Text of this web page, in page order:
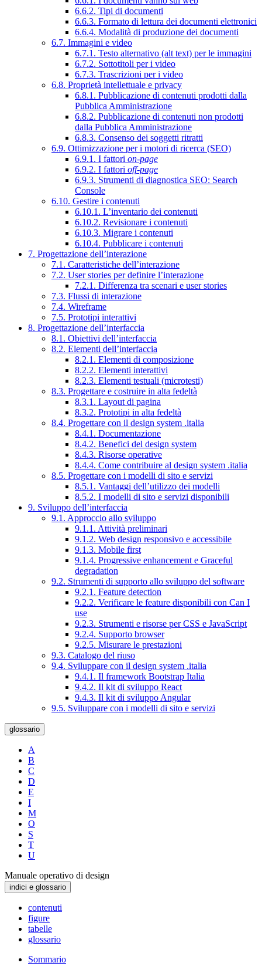
6.6.2. Tipi di documenti
6.6.3. Formato di lettura dei documenti elettronici
6.6.4. Modalità di produzione dei documenti
6.7. Immagini e video
6.7.1. Testo alternativo (alt text) per le immagini
6.7.2. Sottotitoli per i video
6.7.3. Trascrizioni per i video
6.8. Proprietà intellettuale e privacy
6.8.1. Pubblicazione di contenuti prodotti dalla
Pubblica Amministrazione
6.8.2. Pubblicazione di contenuti non prodotti
dalla Pubblica Amministrazione
6.8.3. Consenso dei soggetti ritratti
6.9. Ottimizzazione per i motori di ricerca (SEO)
6.9.1. I fattori on-page
6.9.2. I fattori off-page
6.9.3. Strumenti di diagnostica SEO: Search
Console
6.10. Gestire i contenuti
6.10.1. L’inventario dei contenuti
6.10.2. Revisionare i contenuti
6.10.3. Migrare i contenuti
6.10.4. Pubblicare i contenuti
7. Progettazione dell’interazione
7.1. Caratteristiche dell’interazione
7.2. User stories per definire l’interazione
7.2.1. Differenza tra scenari e user stories
7.3. Flussi di interazione
7.4. Wireframe
7.5. Prototipi interattivi
8. Progettazione dell’interfaccia
8.1. Obiettivi dell’interfaccia
8.2. Elementi dell’interfaccia
8.2.1. Elementi di composizione
8.2.2. Elementi interattivi
8.2.3. Elementi testuali (microtesti)
8.3. Progettare e costruire in alta fedeltà
8.3.1. Layout di pagina
8.3.2. Prototipi in alta fedeltà
8.4. Progettare con il design system .italia
8.4.1. Documentazione
8.4.2. Benefici del design system
8.4.3. Risorse operative
8.4.4. Come contribuire al design system .italia
8.5. Progettare con i modelli di sito e servizi
8.5.1. Vantaggi dell’utilizzo dei modelli
8.5.2. I modelli di sito e servizi disponibili
9. Sviluppo dell’interfaccia
9.1. Approccio allo sviluppo
9.1.1. Attività preliminari
9.1.2. Web design responsivo e accessibile
9.1.3. Mobile first
9.1.4. Progressive enhancement e Graceful
degradation
9.2. Strumenti di supporto allo sviluppo del software
9.2.1. Feature detection
9.2.2. Verificare le feature disponibili con Can I
use
9.2.3. Strumenti e risorse per CSS e JavaScript
9.2.4. Supporto browser
9.2.5. Misurare le prestazioni
9.3. Catalogo del riuso
9.4. Sviluppare con il design system .italia
9.4.1. Il framework Bootstrap Italia
9.4.2. Il kit di sviluppo React
9.4.3. Il kit di sviluppo Angular
9.5. Sviluppare con i modelli di sito e servizi
glossario
A
B
C
D
E
I
M
O
S
T
U
Manuale operativo di design
indici e glossario
contenuti
figure
tabelle
glossario
Sommario